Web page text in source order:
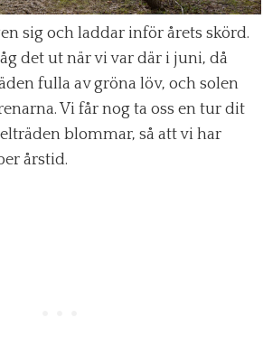
sig och laddar inför årets skörd.
det ut när vi var där i juni, då
fulla av gröna löv, och solen
Vi får nog ta oss en tur dit
blommar, så att vi har
årstid.